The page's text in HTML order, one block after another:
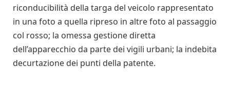
riconducibilità della targa del veicolo rappresentato
in una foto a quella ripreso in altre foto al passaggio
col rosso; la omessa gestione diretta
dell’apparecchio da parte dei vigili urbani; la indebita
decurtazione dei punti della patente.